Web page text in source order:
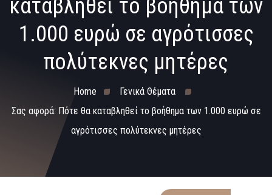
καταβληθεί το βοήθημα των
1.000 ευρώ σε αγρότισσες
πολύτεκνες μητέρες
Home
Γενικά Θέματα
Σας αφορά: Πότε θα καταβληθεί το βοήθημα των 1.000 ευρώ σε
αγρότισσες πολύτεκνες μητέρες